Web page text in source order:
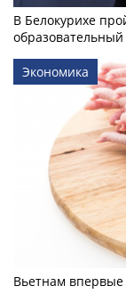
В Белокурихе
Экономика
Вьетнам